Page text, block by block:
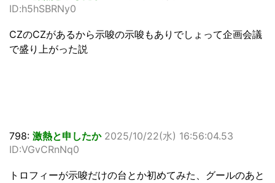
ID:h5hSBRNy0
CZのCZがあるから示唆の示唆もありでしょって企画会議
で盛り上がった説
798: 激熱と申したか 2025/10/22(水) 16:56:04.53
ID:VGvCRnNq0
トロフィーが示唆だけの台とか初めてみた、グールのあと